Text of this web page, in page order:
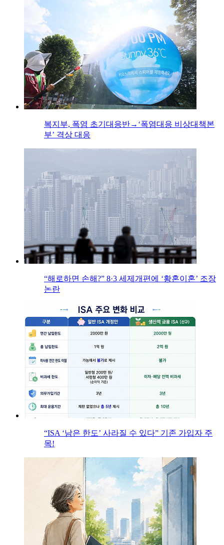
복지부, 폭염 초기대응반→‘폭염대응 비상대책본
부’ 격상 대응
“해로하면 손해?” 8·3 세제개편에 ‘황혼이혼’ 조장
논란
“ISA ‘남은 한도’ 사라질 수 있다” 기존 가입자 주
목!